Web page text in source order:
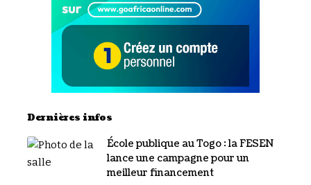
Dernières infos
École publique au Togo : la FESEN
lance une campagne pour un
meilleur financement